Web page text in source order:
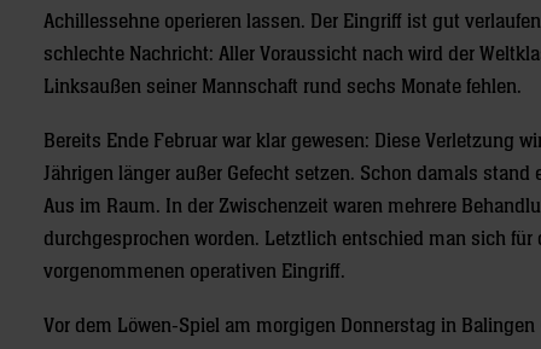
Achillessehne operieren lassen. Der Eingriff ist gut
schlechte Nachricht: Aller Voraussicht nach wird der
Linksaußen seiner Mannschaft rund sechs Monate fehlen.
Bereits Ende Februar war klar gewesen: Diese Verletzung
Jährigen länger außer Gefecht setzen. Schon damals stand
Aus im Raum. In der Zwischenzeit waren mehrere
durchgesprochen worden. Letztlich entschied man sich für
vorgenommenen operativen Eingriff.
Vor dem Löwen-Spiel am morgigen Donnerstag in